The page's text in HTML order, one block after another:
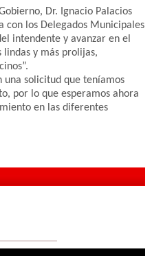
Dr. Ignacio Palacios
con los Delegados Municipales
intendente y avanzar en el
y más prolijas,
una solicitud que teníamos
por lo que esperamos ahora
en las diferentes